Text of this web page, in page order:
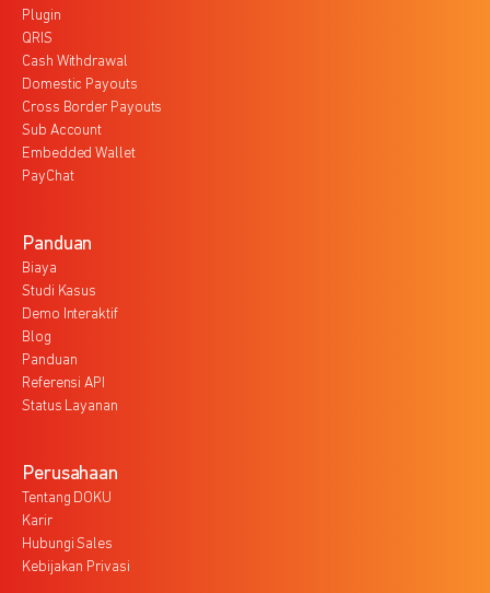
Plugin
QRIS
Cash Withdrawal
Domestic Payouts
Cross Border Payouts
Sub Account
Embedded Wallet
PayChat
Panduan
Biaya
Studi Kasus
Demo Interaktif
Blog
Panduan
Referensi API
Status Layanan
Perusahaan
Tentang DOKU
Karir
Hubungi Sales
Kebijakan Privasi